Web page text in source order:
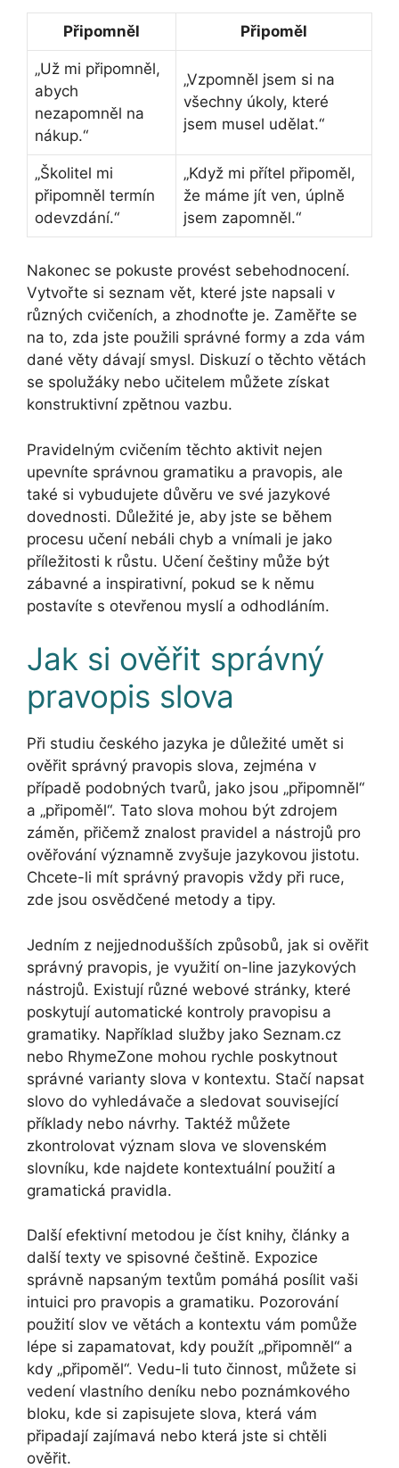
Připomněl Připoměl
„Už mi připomněl,
abych
nezapomněl na
nákup.“
„Vzpomněl jsem si na
všechny úkoly, které
jsem musel udělat.“
„Školitel mi
připomněl termín
odevzdání.“
„Když mi přítel připoměl,
že máme jít ven, úplně
jsem zapomněl.“
Nakonec se pokuste provést sebehodnocení.
Vytvořte si seznam vět, které jste napsali v
různých cvičeních, a zhodnoťte je. Zaměřte se
na to, zda jste použili správné formy a zda vám
dané věty dávají smysl. Diskuzí o těchto větách
se spolužáky nebo učitelem můžete získat
konstruktivní zpětnou vazbu.
Pravidelným cvičením těchto aktivit nejen
upevníte správnou gramatiku a pravopis, ale
také si vybudujete důvěru ve své jazykové
dovednosti. Důležité je, aby jste se během
procesu učení nebáli chyb a vnímali je jako
příležitosti k růstu. Učení češtiny může být
zábavné a inspirativní, pokud se k němu
postavíte s otevřenou myslí a odhodláním.
Jak si ověřit správný
pravopis slova
Při studiu českého jazyka je důležité umět si
ověřit správný pravopis slova, zejména v
případě podobných tvarů, jako jsou „připomněl“
a „připoměl“. Tato slova mohou být zdrojem
záměn, přičemž znalost pravidel a nástrojů pro
ověřování významně zvyšuje jazykovou jistotu.
Chcete-li mít správný pravopis vždy při ruce,
zde jsou osvědčené metody a tipy.
Jedním z nejjednodušších způsobů, jak si ověřit
správný pravopis, je využití on-line jazykových
nástrojů. Existují různé webové stránky, které
poskytují automatické kontroly pravopisu a
gramatiky. Například služby jako Seznam.cz
nebo RhymeZone mohou rychle poskytnout
správné varianty slova v kontextu. Stačí napsat
slovo do vyhledávače a sledovat související
příklady nebo návrhy. Taktéž můžete
zkontrolovat význam slova ve slovenském
slovníku, kde najdete kontextuální použití a
gramatická pravidla.
Další efektivní metodou je číst knihy, články a
další texty ve spisovné češtině. Expozice
správně napsaným textům pomáhá posílit vaši
intuici pro pravopis a gramatiku. Pozorování
použití slov ve větách a kontextu vám pomůže
lépe si zapamatovat, kdy použít „připomněl“ a
kdy „připoměl“. Vedu-li tuto činnost, můžete si
vedení vlastního deníku nebo poznámkového
bloku, kde si zapisujete slova, která vám
připadají zajímavá nebo která jste si chtěli
ověřit.